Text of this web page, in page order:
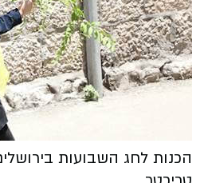
הכנות לחג השבועות